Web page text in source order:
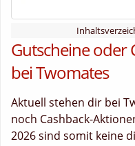
Gutscheine oder
bei Twomates
Aktuell stehen dir bei
noch Cashback-
2026 sind somit keine